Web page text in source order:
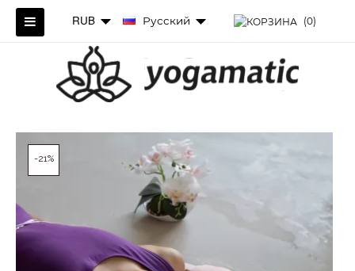
RUB Русский (0)
-21%